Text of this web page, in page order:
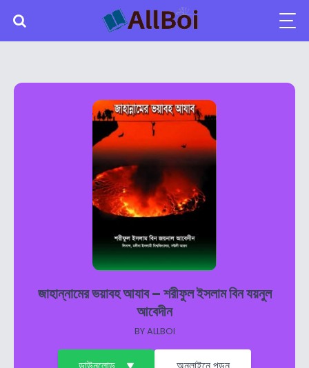
জাহান্নামের ভয়াবহ আযাব – শরীফুল ইসলাম বিন যয়নুল
আবেদীন
BYALLBOI